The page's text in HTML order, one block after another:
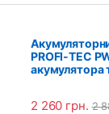
PROFI-TEC
акумулятора
2 260 грн. 2